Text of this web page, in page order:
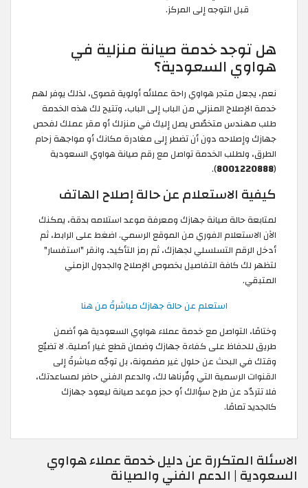
قبل التوجه إلى المركز.
هل توجد خدمة صيانة منزلية في
هواوي السعودية؟
نعم، يجعل متجر هواوي راحة عملائه أولوية قصوى، لذلك يوفر لهم
خدمة الإصلاح المنزلي من الباب إلى الباب، وتتيح لك هذه الخدمة
طلب مهندس متخصّص يصل إليك في منزلك أو مقر عملك لفحص
جهازك وإصلاحه دون أن تضطر إلى مغادرة مكانك أو مواجهة زحام
الطرق، ولطلب الخدمة تواصل مع رقم صيانة هواوي السعودية
(
8001220888
).
كيفية الاستعلام عن حالة إصلاح الهاتف
لمتابعة حالة صيانة جهازك ومعرفة موعد استلامه بدقة، يمكنك
الآن الاستعلام الفوري من الموقع الرسمي. اضغط على الرابط، ثم
أدخل الرقم التسلسلي لجهازك، ثم رمز التأكيد، وانقر "استفسار"
لتظهر لك كافة التفاصيل بخصوص الإصلاح والجدول الزمني
المتبقي.
استعلم عن حالة جهازك مباشرةً من هنا
وختامًا، التواصل مع خدمة عملاء هواوي السعودية هو أضمن
طريق للحفاظ على كفاءة جهازك وضمان قطع غيار أصلية. لا تضيّع
وقتك في البحث عن حلول غير مضمونة، بل توجّه مباشرةً إلى
القنوات الرسمية التي وفّرناها لك، والدعم الفني حاضر لمساعدتك،
فلا تتردّد عن طرح سؤالك أو حجز موعد صيانة ليعود جهازك
كالجديد تمامًا.
الاسئلة المتكررة عن دليل خدمة عملاء هواوي
السعودية | الدعم الفني والصيانة